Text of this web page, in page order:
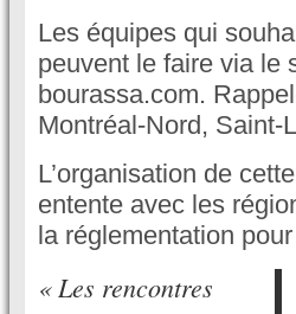
Les équipes qui
peuvent le faire via le
bourassa.com.
Montréal-Nord, Saint-
L’organisation de
entente avec les
la réglementation
« Les rencontres